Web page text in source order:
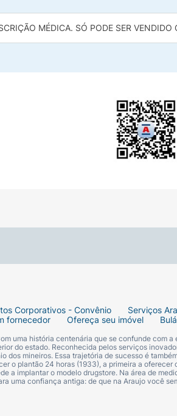
MÉDICA. SÓ PODE SER VENDIDO
Corporativos - Convênio Serviços
fornecedor Ofereça seu imóvel
uma história centenária que se confunde com
do estado. Reconhecida pelos serviços
mineiros. Essa trajetória de sucesso é
o plantão 24 horas (1933), a primeira a
a implantar o modelo drugstore. Na área de
uma confiança antiga: de que na Araujo você